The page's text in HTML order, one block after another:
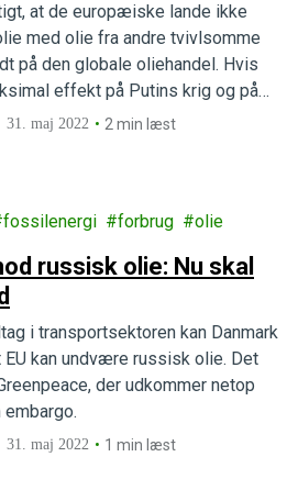
at de europæiske lande ikke
med olie fra andre tvivlsomme
på den globale oliehandel. Hvis
effekt på Putins krig og på
øjeblikkelige reduktioner i
31. maj 2022 2 min læst
fossilenergi forbrug olie
russisk olie: Nu skal
i transportsektoren kan Danmark
kan undvære russisk olie. Det
der udkommer netop
embargo.
31. maj 2022 1 min læst